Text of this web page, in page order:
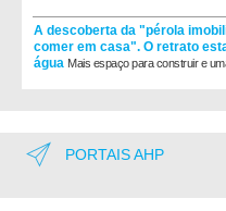
A descoberta da "pérola
comer em casa". O retrato
água Mais espaço para construir e
PORTAIS AHP